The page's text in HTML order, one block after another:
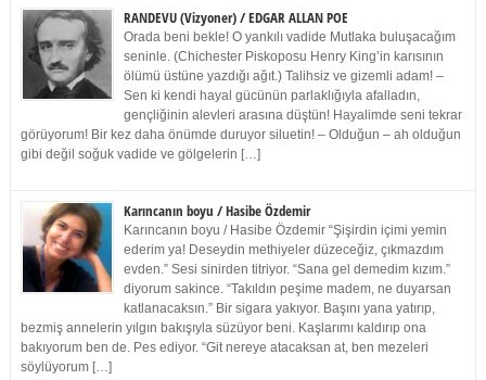
RANDEVU (Vizyoner) / EDGAR ALLAN POE
Orada beni bekle! O yankılı vadide Mutlaka buluşacağım
seninle. (Chichester Piskoposu Henry King’in karısının
ölümü üstüne yazdığı ağıt.) Talihsiz ve gizemli adam! –
Sen ki kendi hayal gücünün parlaklığıyla afalladın,
gençliğinin alevleri arasına düştün! Hayalimde seni tekrar
görüyorum! Bir kez daha önümde duruyor siluetin! – Olduğun – ah olduğun
gibi değil soğuk vadide ve gölgelerin […]
Karıncanın boyu / Hasibe Özdemir
Karıncanın boyu / Hasibe Özdemir “Şişirdin içimi yemin
ederim ya! Deseydin methiyeler düzeceğiz, çıkmazdım
evden.” Sesi sinirden titriyor. “Sana gel demedim kızım.”
diyorum sakince. “Takıldın peşime madem, ne duyarsan
katlanacaksın.” Bir sigara yakıyor. Başını yana yatırıp,
bezmiş annelerin yılgın bakışıyla süzüyor beni. Kaşlarımı kaldırıp ona
bakıyorum ben de. Pes ediyor. “Git nereye atacaksan at, ben mezeleri
söylüyorum […]